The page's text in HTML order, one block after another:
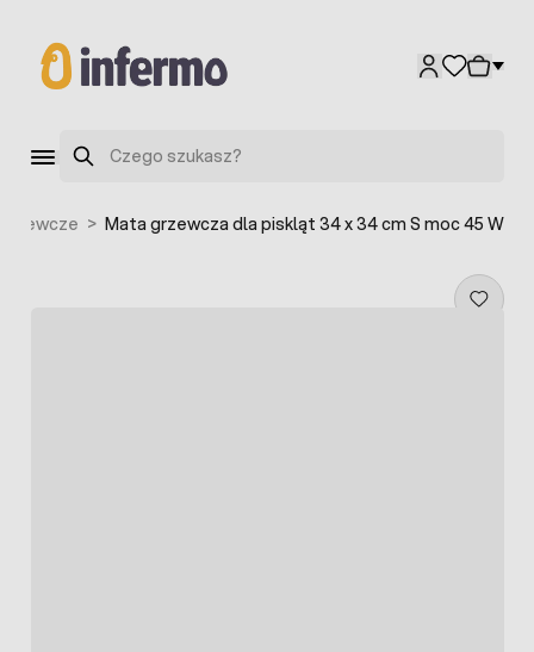
Szukaj
> Mata grzewcza dla piskląt 34 x 34 cm S moc 45 W